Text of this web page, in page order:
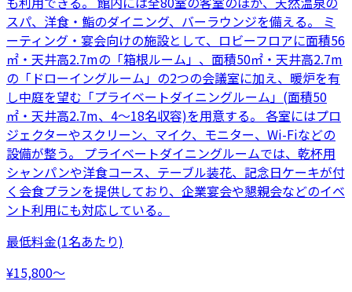
スパ、洋食・鮨のダイニング、バーラウンジを備える。 ミ
ーティング・宴会向けの施設として、ロビーフロアに面積56
㎡・天井高2.7mの「箱根ルーム」、面積50㎡・天井高2.7m
の「ドローイングルーム」の2つの会議室に加え、暖炉を有
し中庭を望む「プライベートダイニングルーム」(面積50
㎡・天井高2.7m、4〜18名収容)を用意する。 各室にはプロ
ジェクターやスクリーン、マイク、モニター、Wi-Fiなどの
設備が整う。 プライベートダイニングルームでは、乾杯用
シャンパンや洋食コース、テーブル装花、記念日ケーキが付
く会食プランを提供しており、企業宴会や懇親会などのイベ
ント利用にも対応している。
最低料金(1名あたり)
¥15,800〜